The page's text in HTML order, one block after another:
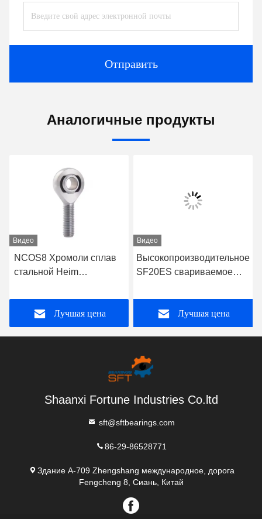
Отправить
Аналогичные продукты
Видео
NCOS8 Хромоли сплав
стальной Heim
слот мужской натянутый
стержень конечный
подшипник для 4x4
Лучшая цена
Видео
Высокопроизводительное
SF20ES свариваемое
концовое подшипник для
строительного
оборудования
Лучшая цена
Shaanxi Fortune Industries Co.ltd
sft@sftbearings.com
86-29-86528771
Здание A-709 Zhengshang международное, дорога
Fengcheng 8, Сиань, Китай